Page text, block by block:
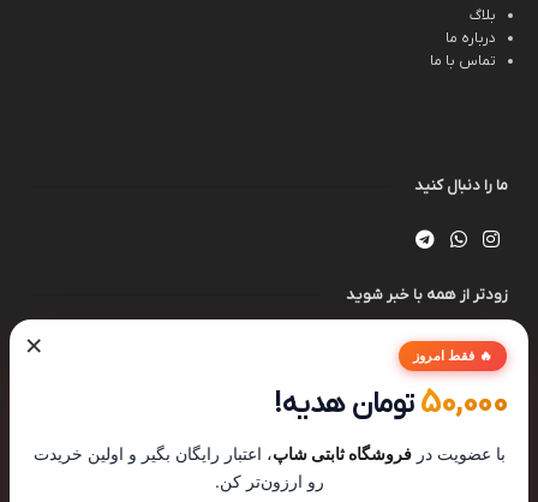
بلاگ
درباره ما
تماس با ما
ما را دنبال کنید
زودتر از همه با خبر شوید
× 🔥 فقط امروز
50,000تومان هدیه!
با عضویت درفروشگاه ثابتی شاپ، اعتبار رایگان بگیر و اولین خریدت
رو ارزون‌تر کن.